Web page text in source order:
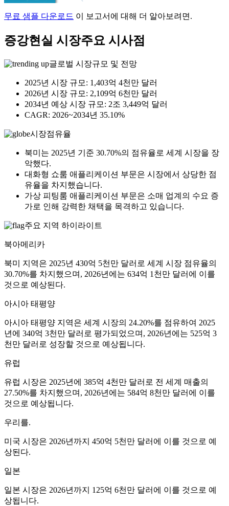
무료 샘플 다운로드 이 보고서에 대해 더 알아보려면.
증강현실 시장주요 시사점
글로벌 시장규모 및 전망
2025년 시장 규모: 1,403억 4천만 달러
2026년 시장 규모: 2,109억 6천만 달러
2034년 예상 시장 규모: 2조 3,449억 달러
CAGR: 2026~2034년 35.10%
시장점유율
북미는 2025년 기준 30.70%의 점유율로 세계 시장을 장
악했다.
대화형 쇼룸 애플리케이션 부문은 시장에서 상당한 점
유율을 차지했습니다.
가상 피팅룸 애플리케이션 부문은 소매 업계의 수요 증
가로 인해 강력한 채택을 목격하고 있습니다.
주요 지역 하이라이트
북아메리카
북미 지역은 2025년 430억 5천만 달러로 세계 시장 점유율의
30.70%를 차지했으며, 2026년에는 634억 1천만 달러에 이를
것으로 예상된다.
아시아 태평양
아시아 태평양 지역은 세계 시장의 24.20%를 점유하여 2025
년에 340억 3천만 달러로 평가되었으며, 2026년에는 525억 3
천만 달러로 성장할 것으로 예상됩니다.
유럽
유럽 ​​시장은 2025년에 385억 4천만 달러로 전 세계 매출의
27.50%를 차지했으며, 2026년에는 584억 8천만 달러에 이를
것으로 예상됩니다.
우리를.
미국 시장은 2026년까지 450억 5천만 달러에 이를 것으로 예
상된다.
일본
일본 시장은 2026년까지 125억 6천만 달러에 이를 것으로 예
상됩니다.